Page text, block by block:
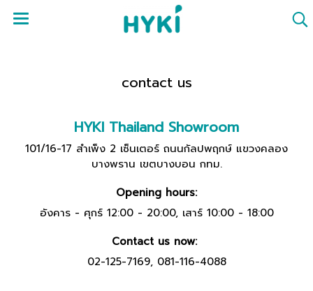
contact us
HYKI Thailand Showroom
101/16-17 สำเพ็ง 2 เซ็นเตอร์ ถนนกัลปพฤกษ์ แขวงคลอง
บางพราน เขตบางบอน กทม.
Opening hours:
อังคาร - ศุกร์ 12:00 - 20:00, เสาร์ 10:00 - 18:00
Contact us now:
02-125-7169, 081-116-4088